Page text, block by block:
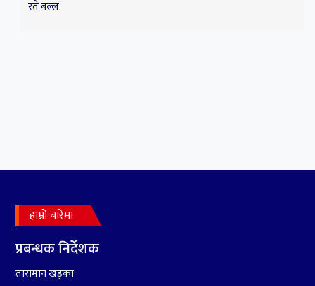
सर्पपालनमा झलनाथ खनाल
प्रतिष्ठानले गर्यो १७ करोड ९८
लाख हिनामिना
हाम्रो बारेमा
प्रबन्धक निर्देशक
तारामान खड्का